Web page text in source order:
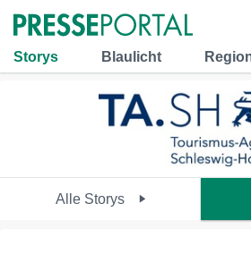
Storys Blaulicht
Alle Storys